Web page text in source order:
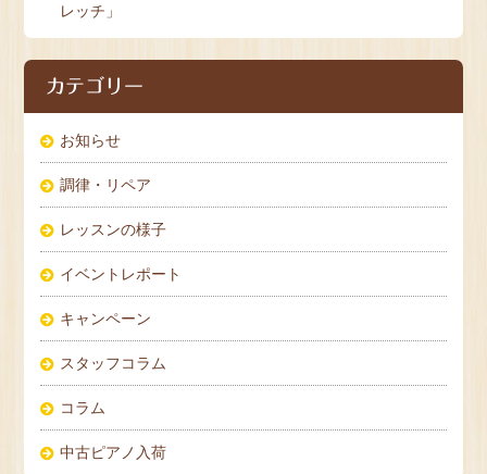
レッチ」
カテゴリー
お知らせ
調律・リペア
レッスンの様子
イベントレポート
キャンペーン
スタッフコラム
コラム
中古ピアノ入荷